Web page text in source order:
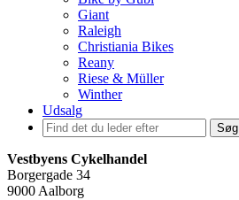
Giant
Raleigh
Christiania Bikes
Reany
Riese & Müller
Winther
Udsalg
Søg
Vestbyens Cykelhandel
Borgergade 34
9000 Aalborg